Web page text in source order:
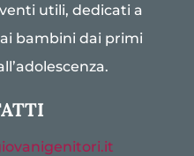
utili, dedicati a
bambini dai primi